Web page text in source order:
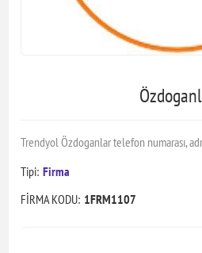
Trendyol Özdoganlar telefon numarası,
Tipi: Firma
FİRMA KODU: 1FRM1107